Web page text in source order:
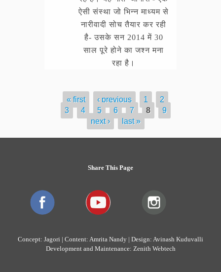
ऐसी संस्था जो भिन्न माध्यम से
नारीवादी सोच तैयार कर रही
है- उसके सन 2014 में 30
साल पूरे होने का जश्न मना
रहा है।
Pages
« first ‹ previous 1
2
3
4 5 6 7 8
9
next ›
last »
Share This Page
Concept: Jagori | Content: Amrita Nandy | Design: Avinash Kuduvalli
Development and Maintenance: Zenith Webtech